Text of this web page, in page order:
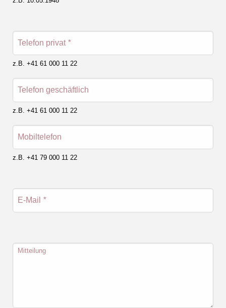
Telefon privat *
z.B. +41 61 000 11 22
Telefon geschäftlich
z.B. +41 61 000 11 22
Mobiltelefon
z.B. +41 79 000 11 22
E-Mail *
Mitteilung